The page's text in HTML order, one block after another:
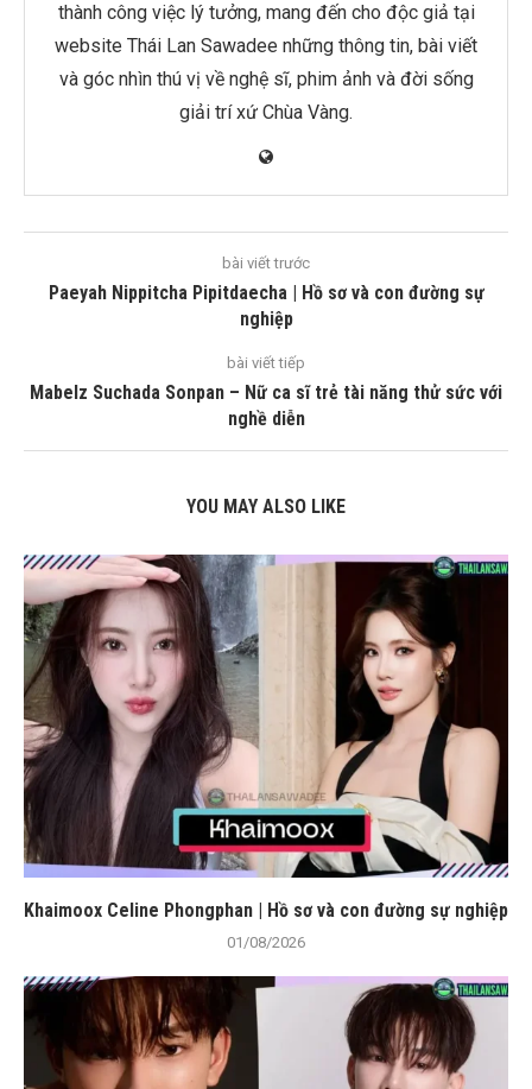
thành công việc lý tưởng, mang đến cho độc giả tại
website Thái Lan Sawadee những thông tin, bài viết
và góc nhìn thú vị về nghệ sĩ, phim ảnh và đời sống
giải trí xứ Chùa Vàng.
bài viết trước
Paeyah Nippitcha Pipitdaecha | Hồ sơ và con đường sự
nghiệp
bài viết tiếp
Mabelz Suchada Sonpan – Nữ ca sĩ trẻ tài năng thử sức với
nghề diễn
YOU MAY ALSO LIKE
Khaimoox Celine Phongphan | Hồ sơ và con đường sự nghiệp
01/08/2026